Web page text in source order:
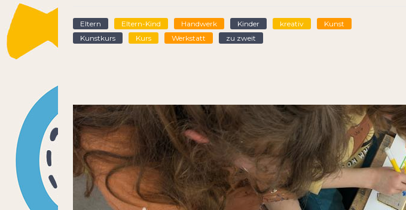
Eltern Eltern-Kind Handwerk Kinder kreativ
Kunst
Kunstkurs
Kurs Werkstatt zu zweit